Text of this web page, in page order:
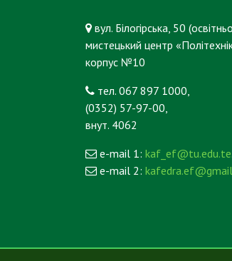
вул. Білогірська, 50
мистецький центр
корпус №10
тел. 067 897 1000,
(0352) 57-97-00,
внут. 4062
e-mail 1:
e-mail 2: